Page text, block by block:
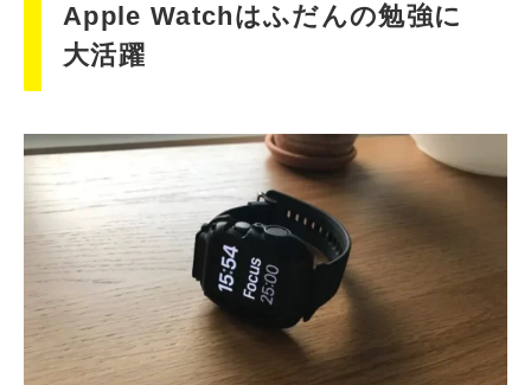
Apple Watchはふだんの勉強に
大活躍